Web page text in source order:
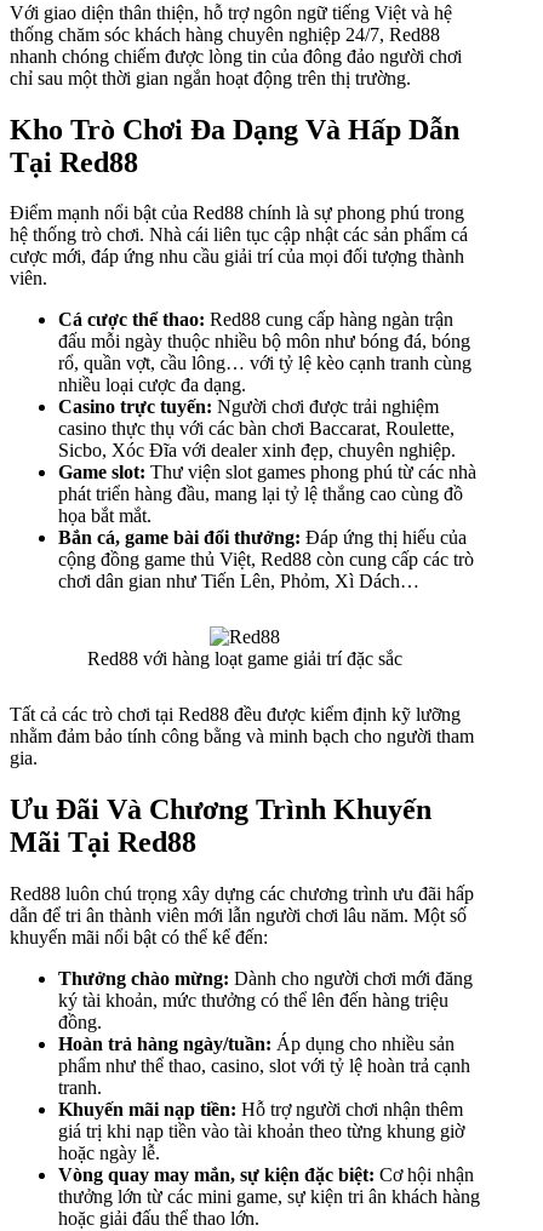
Với giao diện thân thiện, hỗ trợ ngôn ngữ tiếng Việt và hệ
thống chăm sóc khách hàng chuyên nghiệp 24/7, Red88
nhanh chóng chiếm được lòng tin của đông đảo người chơi
chỉ sau một thời gian ngắn hoạt động trên thị trường.
Kho Trò Chơi Đa Dạng Và Hấp Dẫn
Tại Red88
Điểm mạnh nổi bật của Red88 chính là sự phong phú trong
hệ thống trò chơi. Nhà cái liên tục cập nhật các sản phẩm cá
cược mới, đáp ứng nhu cầu giải trí của mọi đối tượng thành
viên.
Cá cược thể thao: Red88 cung cấp hàng ngàn trận
đấu mỗi ngày thuộc nhiều bộ môn như bóng đá, bóng
rổ, quần vợt, cầu lông… với tỷ lệ kèo cạnh tranh cùng
nhiều loại cược đa dạng.
Casino trực tuyến: Người chơi được trải nghiệm
casino thực thụ với các bàn chơi Baccarat, Roulette,
Sicbo, Xóc Đĩa với dealer xinh đẹp, chuyên nghiệp.
Game slot: Thư viện slot games phong phú từ các nhà
phát triển hàng đầu, mang lại tỷ lệ thắng cao cùng đồ
họa bắt mắt.
Bắn cá, game bài đổi thưởng: Đáp ứng thị hiếu của
cộng đồng game thủ Việt, Red88 còn cung cấp các trò
chơi dân gian như Tiến Lên, Phỏm, Xì Dách…
Red88 với hàng loạt game giải trí đặc sắc
Tất cả các trò chơi tại Red88 đều được kiểm định kỹ lưỡng
nhằm đảm bảo tính công bằng và minh bạch cho người tham
gia.
Ưu Đãi Và Chương Trình Khuyến
Mãi Tại Red88
Red88 luôn chú trọng xây dựng các chương trình ưu đãi hấp
dẫn để tri ân thành viên mới lẫn người chơi lâu năm. Một số
khuyến mãi nổi bật có thể kể đến:
Thưởng chào mừng: Dành cho người chơi mới đăng
ký tài khoản, mức thưởng có thể lên đến hàng triệu
đồng.
Hoàn trả hàng ngày/tuần: Áp dụng cho nhiều sản
phẩm như thể thao, casino, slot với tỷ lệ hoàn trả cạnh
tranh.
Khuyến mãi nạp tiền: Hỗ trợ người chơi nhận thêm
giá trị khi nạp tiền vào tài khoản theo từng khung giờ
hoặc ngày lễ.
Vòng quay may mắn, sự kiện đặc biệt: Cơ hội nhận
thưởng lớn từ các mini game, sự kiện tri ân khách hàng
hoặc giải đấu thể thao lớn.